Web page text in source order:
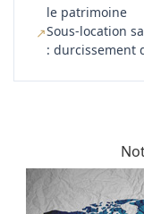
le patrimoine
↗Sous-location
: durcissement